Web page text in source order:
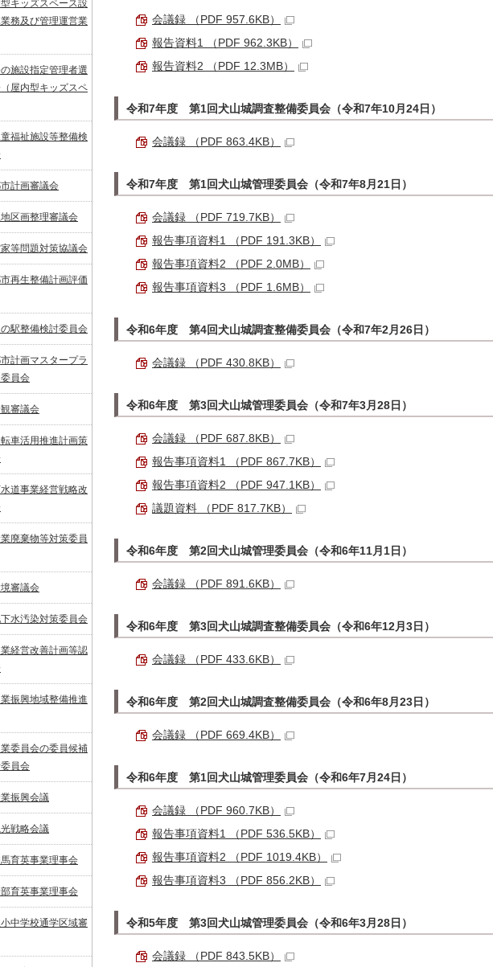
会議録 （PDF 957.6KB）
報告資料1 （PDF 962.3KB）
報告資料2 （PDF 12.3MB）
令和7年度 第1回犬山城調査整備委員会（令和7年10月24日）
会議録 （PDF 863.4KB）
令和7年度 第1回犬山城管理委員会（令和7年8月21日）
会議録 （PDF 719.7KB）
報告事項資料1 （PDF 191.3KB）
報告事項資料2 （PDF 2.0MB）
報告事項資料3 （PDF 1.6MB）
令和6年度 第4回犬山城調査整備委員会（令和7年2月26日）
会議録 （PDF 430.8KB）
令和6年度 第3回犬山城管理委員会（令和7年3月28日）
会議録 （PDF 687.8KB）
報告事項資料1 （PDF 867.7KB）
報告事項資料2 （PDF 947.1KB）
議題資料 （PDF 817.7KB）
令和6年度 第2回犬山城管理委員会（令和6年11月1日）
会議録 （PDF 891.6KB）
令和6年度 第3回犬山城調査整備委員会（令和6年12月3日）
会議録 （PDF 433.6KB）
令和6年度 第2回犬山城調査整備委員会（令和6年8月23日）
会議録 （PDF 669.4KB）
令和6年度 第1回犬山城管理委員会（令和6年7月24日）
会議録 （PDF 960.7KB）
報告事項資料1 （PDF 536.5KB）
報告事項資料2 （PDF 1019.4KB）
報告事項資料3 （PDF 856.2KB）
令和5年度 第3回犬山城管理委員会（令和6年3月28日）
会議録 （PDF 843.5KB）
キッズスペース設
務及び管理運営業
施設指定管理者選
屋内型キッズスペ
福祉施設等整備検
計画審議会
区画整理審議会
等問題対策協議会
再生整備計画評価
駅整備検討委員会
計画マスタープラ
員会
審議会
車活用推進計画策
道事業経営戦略改
廃棄物等対策委員
審議会
水汚染対策委員会
経営改善計画等認
振興地域整備推進
委員会の委員候補
員会
振興会議
戦略会議
育英事業理事会
育英事業理事会
中学校通学区域審